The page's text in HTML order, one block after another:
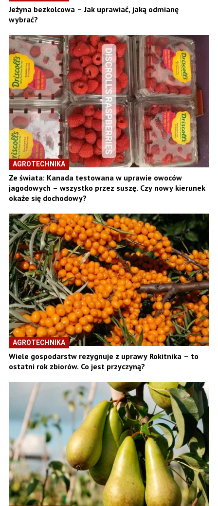
Jeżyna bezkolcowa – Jak uprawiać, jaką odmianę
wybrać?
AGROTECHNIKA
Ze świata: Kanada testowana w uprawie owoców
jagodowych – wszystko przez suszę. Czy nowy kierunek
okaże się dochodowy?
AGROTECHNIKA
Wiele gospodarstw rezygnuje z uprawy Rokitnika – to
ostatni rok zbiorów. Co jest przyczyną?